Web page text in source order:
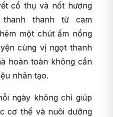
cổ thụ và nốt hương
thanh từ cam
một chút ấm nồng
cùng vị ngọt thanh
hoàn toàn không cần
nhân tạo.
ngày không chỉ giúp
cơ thể và nuôi dưỡng